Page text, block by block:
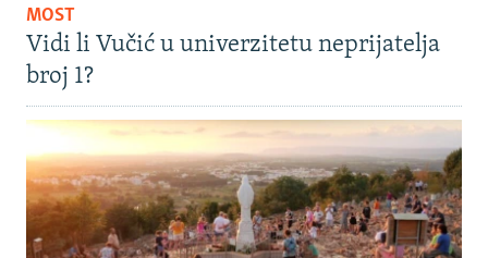
MOST
Vidi li Vučić u univerzitetu neprijatelja
broj 1?